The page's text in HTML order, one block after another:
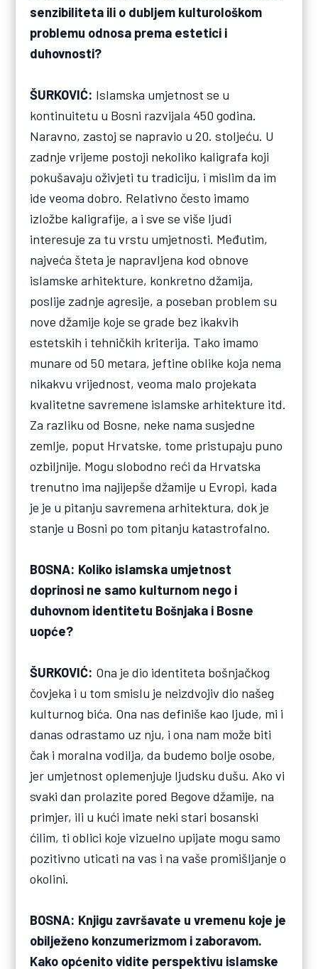
senzibiliteta ili o dubljem kulturološkom
problemu odnosa prema estetici i
duhovnosti?
ŠURKOVIĆ: Islamska umjetnost se u
kontinuitetu u Bosni razvijala 450 godina.
Naravno, zastoj se napravio u 20. stoljeću. U
zadnje vrijeme postoji nekoliko kaligrafa koji
pokušavaju oživjeti tu tradiciju, i mislim da im
ide veoma dobro. Relativno često imamo
izložbe kaligrafije, a i sve se više ljudi
interesuje za tu vrstu umjetnosti. Međutim,
najveća šteta je napravljena kod obnove
islamske arhitekture, konkretno džamija,
poslije zadnje agresije, a poseban problem su
nove džamije koje se grade bez ikakvih
estetskih i tehničkih kriterija. Tako imamo
munare od 50 metara, jeftine oblike koja nema
nikakvu vrijednost, veoma malo projekata
kvalitetne savremene islamske arhitekture itd.
Za razliku od Bosne, neke nama susjedne
zemlje, poput Hrvatske, tome pristupaju puno
ozbiljnije. Mogu slobodno reći da Hrvatska
trenutno ima najijepše džamije u Evropi, kada
je je u pitanju savremena arhitektura, dok je
stanje u Bosni po tom pitanju katastrofalno.
BOSNA: Koliko islamska umjetnost
doprinosi ne samo kulturnom nego i
duhovnom identitetu Bošnjaka i Bosne
uopće?
ŠURKOVIĆ: Ona je dio identiteta bošnjačkog
čovjeka i u tom smislu je neizdvojiv dio našeg
kulturnog bića. Ona nas definiše kao ljude, mi i
danas odrastamo uz nju, i ona nam može biti
čak i moralna vodilja, da budemo bolje osobe,
jer umjetnost oplemenjuje ljudsku dušu. Ako vi
svaki dan prolazite pored Begove džamije, na
primjer, ili u kući imate neki stari bosanski
ćilim, ti oblici koje vizuelno upijate mogu samo
pozitivno uticati na vas i na vaše promišljanje o
okolini.
BOSNA: Knjigu završavate u vremenu koje je
obilježeno konzumerizmom i zaboravom.
Kako općenito vidite perspektivu islamske